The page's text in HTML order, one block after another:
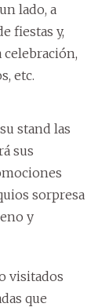
lado, a
fiestas y,
celebración,
etc.
stand las
sus
sorpresa
y
visitados
que